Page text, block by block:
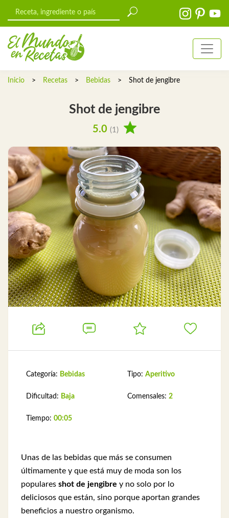
Inicio > Recetas > Bebidas > Shot de jengibre
Shot de jengibre
5.0 (1)
Categoría: Bebidas
Dificultad: Baja
Tiempo: 00:05
Tipo: Aperitivo
Comensales: 2
Unas de las bebidas que más se consumen
últimamente y que está muy de moda son los
populares shot de jengibre y no solo por lo
deliciosos que están, sino porque aportan grandes
beneficios a nuestro organismo.